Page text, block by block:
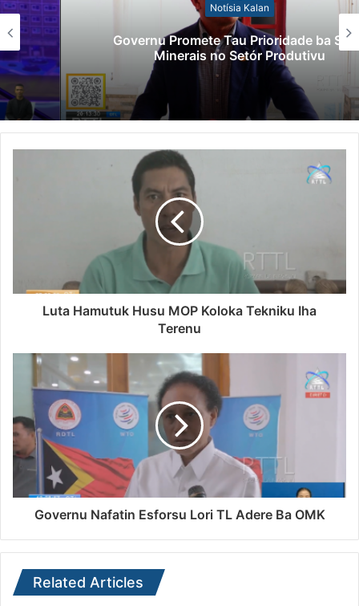
Notísia Kalan
Governu Promete Tau Prioridade ba Setór
Minerais no Setór Produtivu
Luta Hamutuk Husu MOP Koloka Tekniku Iha
Terenu
Governu Nafatin Esforsu Lori TL Adere Ba OMK
Related Articles